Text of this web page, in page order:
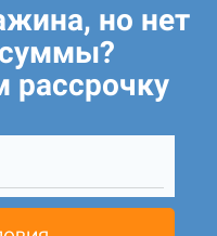
но нет
рассрочку